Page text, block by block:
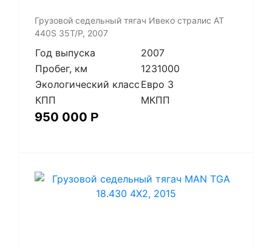
Грузовой седельный тягач Ивеко стралис АТ
440S 35T/P, 2007
Год выпуска
2007
Пробег, км
1231000
Экологический класс Евро 3
КПП
МКПП
950 000 Р